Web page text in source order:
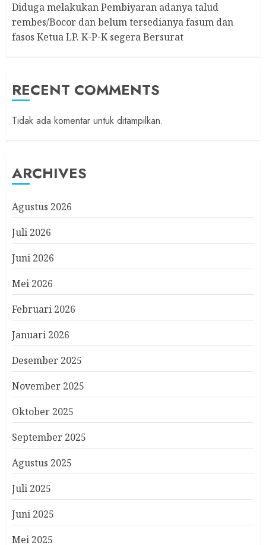
Diduga melakukan Pembiyaran adanya talud
rembes/Bocor dan belum tersedianya fasum dan
fasos Ketua LP. K-P-K segera Bersurat
RECENT COMMENTS
Tidak ada komentar untuk ditampilkan.
ARCHIVES
Agustus 2026
Juli 2026
Juni 2026
Mei 2026
Februari 2026
Januari 2026
Desember 2025
November 2025
Oktober 2025
September 2025
Agustus 2025
Juli 2025
Juni 2025
Mei 2025